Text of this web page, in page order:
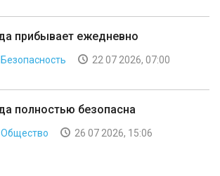
прибывает ежедневно
Безопасность 22 07 2026, 07:00
полностью безопасна
Общество 26 07 2026, 15:06